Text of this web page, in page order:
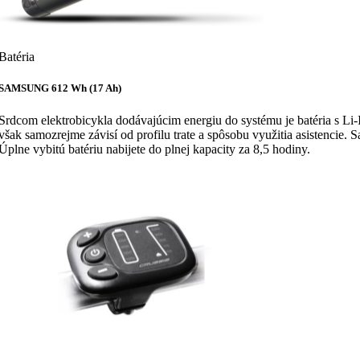
612 Wh (17 Ah)
elektrobicykla dodávajúcim energiu do systému je batéria s
samozrejme závisí od profilu trate a spôsobu využitia
vybitú batériu nabijete do plnej kapacity za 8,5 hodiny.